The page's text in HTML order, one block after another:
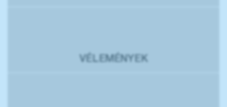
VÉLEMÉNYEK